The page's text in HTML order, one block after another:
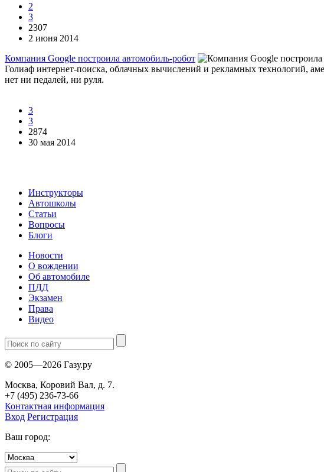
2
3
2307
2 июня 2014
Компания Google построила автомобиль-робот
Голиаф интернет-поиска, облачных вычислений и рекламных технологий,
нет ни педалей, ни руля.
3
3
2874
30 мая 2014
Инструкторы
Автошколы
Статьи
Вопросы
Блоги
Новости
О вождении
Об автомобиле
ПДД
Экзамен
Права
Видео
© 2005—2026 Газу.ру
Москва, Коровий Вал, д. 7.
+7 (495) 236-73-66
Контактная информация
Вход Регистрация
Ваш город: